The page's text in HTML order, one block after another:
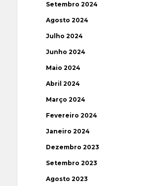
Setembro 2024
Agosto 2024
Julho 2024
Junho 2024
Maio 2024
Abril 2024
Março 2024
Fevereiro 2024
Janeiro 2024
Dezembro 2023
Setembro 2023
Agosto 2023